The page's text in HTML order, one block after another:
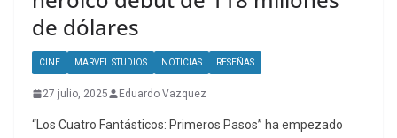
de dólares
CINE MARVEL STUDIOS NOTICIAS RESEÑAS
27 julio, 2025 Eduardo Vazquez
“Los Cuatro Fantásticos: Primeros Pasos” ha empezado